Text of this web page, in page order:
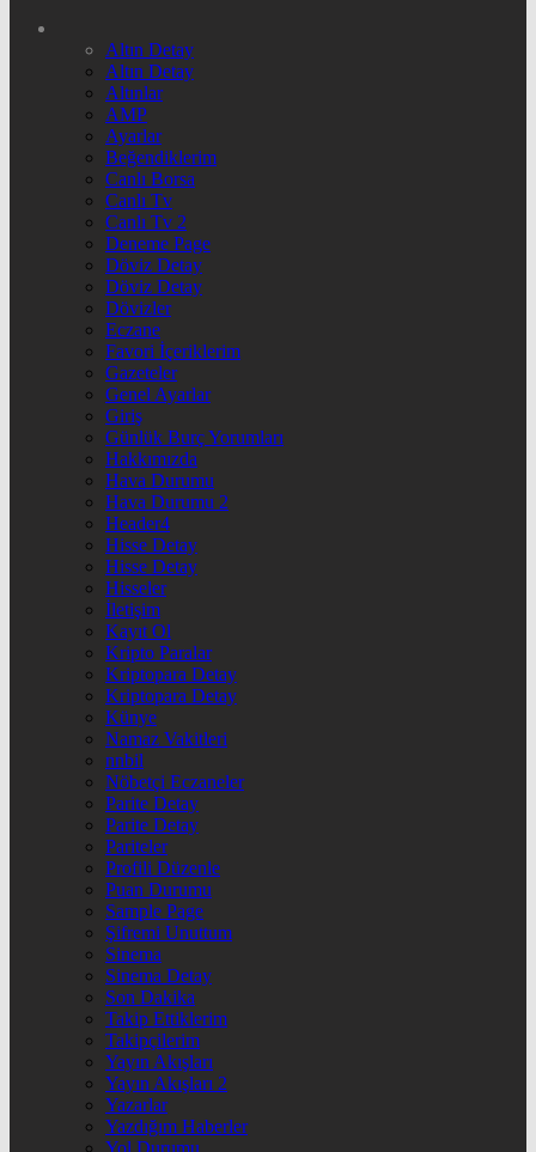
Altın Detay
Altın Detay
Altınlar
AMP
Ayarlar
Beğendiklerim
Canlı Borsa
Canlı Tv
Canlı Tv 2
Deneme Page
Döviz Detay
Döviz Detay
Dövizler
Eczane
Favori İçeriklerim
Gazeteler
Genel Ayarlar
Giriş
Günlük Burç Yorumları
Hakkımızda
Hava Durumu
Hava Durumu 2
Header4
Hisse Detay
Hisse Detay
Hisseler
İletişim
Kayıt Ol
Kripto Paralar
Kriptopara Detay
Kriptopara Detay
Künye
Namaz Vakitleri
nnbil
Nöbetçi Eczaneler
Parite Detay
Parite Detay
Pariteler
Profili Düzenle
Puan Durumu
Sample Page
Şifremi Unuttum
Sinema
Sinema Detay
Son Dakika
Takip Ettiklerim
Takipçilerim
Yayın Akışları
Yayın Akışları 2
Yazarlar
Yazdığım Haberler